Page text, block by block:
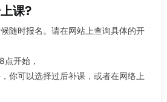
课?
随时报名。请在网站上查询具体的开
开始，
你可以选择过后补课，或者在网络上